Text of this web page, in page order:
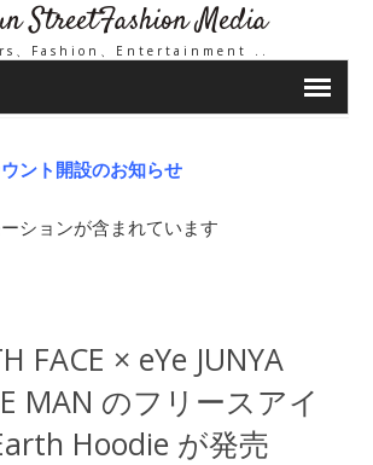
StreetFashion Media
、Fashion、Entertainment ..
ント開設のお知らせ
ションが含まれています
FACE × eYe JUNYA
MAN のフリースアイ
Hoodie が発売